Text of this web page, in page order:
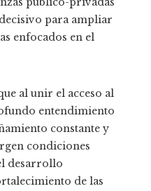
para ampliar
enfocados en el
al unir el acceso al
entendimiento
constante y
condiciones
desarrollo
de las